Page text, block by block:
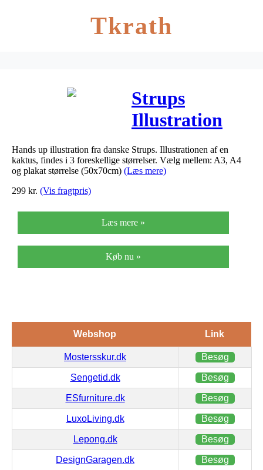
Tkrath
Strups
Illustration
Hands Up (50
x 70 cm.)
Hands up illustration fra danske Strups. Illustrationen af en
kaktus, findes i 3 foreskellige størrelser. Vælg mellem: A3, A4
og plakat størrelse (50x70cm) (Læs mere)
299 kr. (Vis fragtpris)
Læs mere »
Køb nu »
Webshop Link
Mostersskur.dk Besøg
Sengetid.dk Besøg
ESfurniture.dk Besøg
LuxoLiving.dk Besøg
Lepong.dk Besøg
DesignGaragen.dk Besøg